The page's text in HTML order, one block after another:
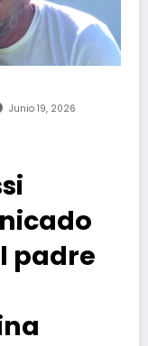
Junio 19, 2026
padre